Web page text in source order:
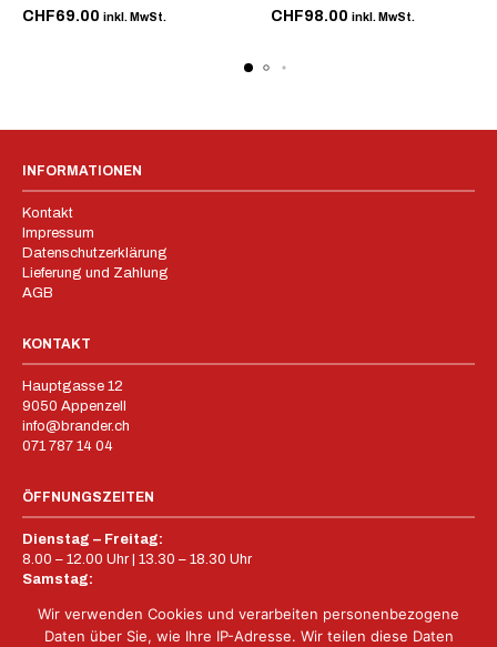
CHF69.00 inkl. MwSt.
CHF98.00 inkl. MwSt.
INFORMATIONEN
Kontakt
Impressum
Datenschutzerklärung
Lieferung und Zahlung
AGB
KONTAKT
Hauptgasse 12
9050 Appenzell
info@brander.ch
071 787 14 04
ÖFFNUNGSZEITEN
Dienstag – Freitag:
8.00 – 12.00 Uhr | 13.30 – 18.30 Uhr
Samstag:
Sonntag – Montag:
Geschlossen
Wir verwenden Cookies und verarbeiten personenbezogene
Daten über Sie, wie Ihre IP-Adresse. Wir teilen diese Daten